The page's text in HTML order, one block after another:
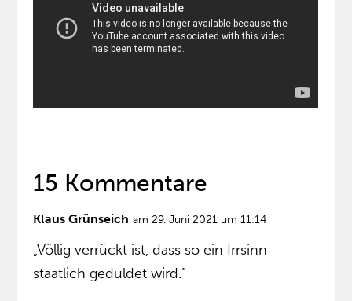
15 Kommentare
Klaus Grünseich am 29. Juni 2021 um 11:14
„Völlig verrückt ist, dass so ein Irrsinn
staatlich geduldet wird.”